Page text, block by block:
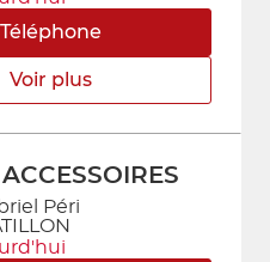
Téléphone
Voir plus
Péri